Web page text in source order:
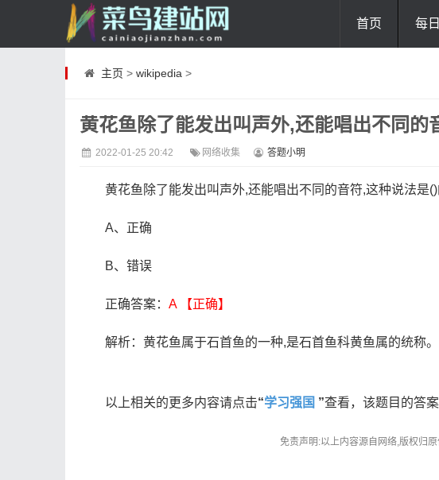
首页 每
主页 > wikipedia >
黄花鱼除了能发出叫声外,还能唱出不同的
2022-01-25 20:42 网络收集 答题小明
黄花鱼除了能发出叫声外,还能唱出不同的音符,这种说法是()
A、正确
B、错误
正确答案： A 【正确】
解析：黄花鱼属于石首鱼的一种,是石首鱼科黄鱼属的统称
以上相关的更多内容请点击“学习强国 ”查看，该题目的答
免责声明:以上内容源自网络,版权归